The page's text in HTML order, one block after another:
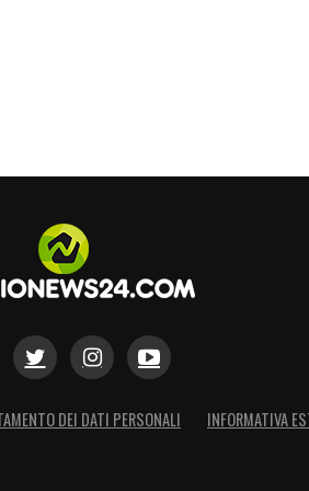
DEI DATI PERSONALI INFORMATIVA